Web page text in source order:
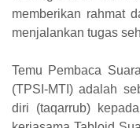
memberikan rahmat
menjalankan tugas
Temu Pembaca
(TPSI-MTI) adalah
diri (taqarrub)